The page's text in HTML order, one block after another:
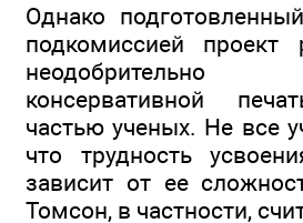
Однако
подкомиссией
консервативной
частью ученых. Не все
что трудность
зависит от ее
Томсон, в частности,